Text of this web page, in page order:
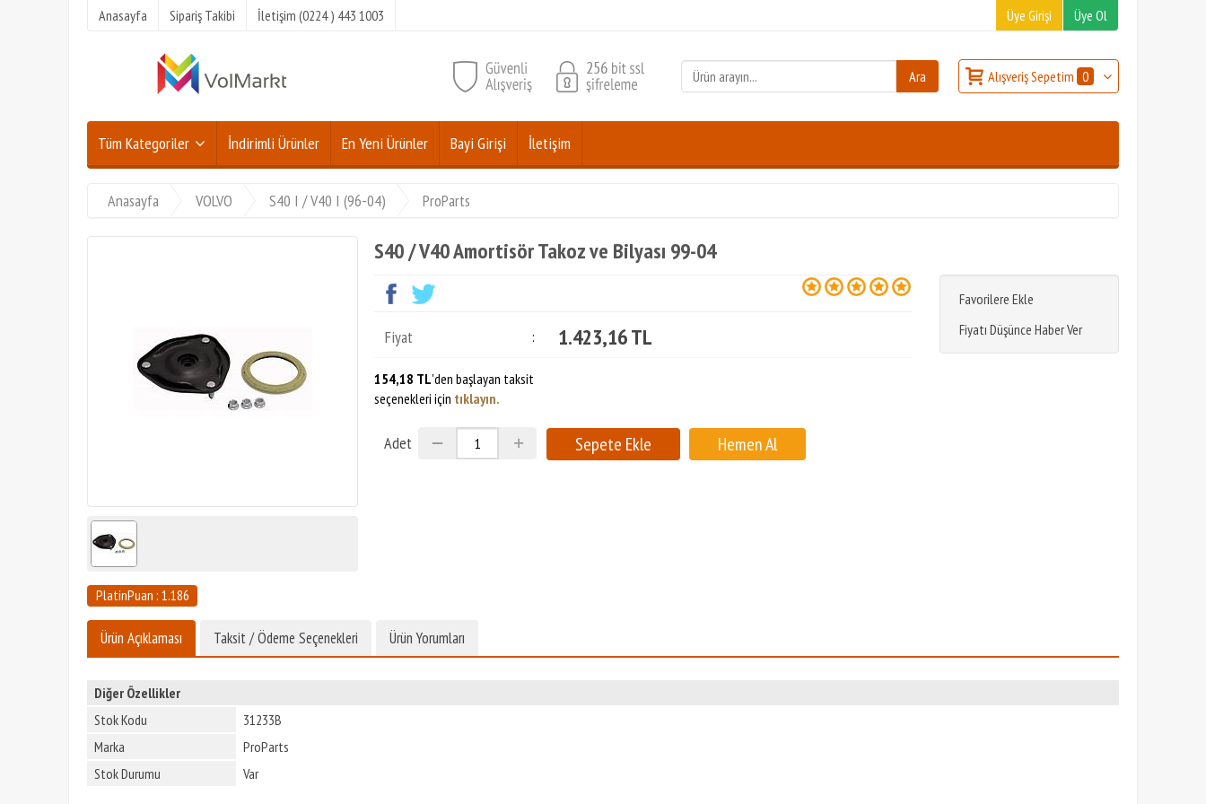
Anasayfa Sipariş Takibi İletişim (0224 ) 443 1003 Üye Girişi Üye Ol
Alışveriş Sepetim 0
Tüm Kategoriler İndirimli Ürünler En Yeni Ürünler Bayi Girişi İletişim
Anasayfa VOLVO S40 I / V40 I (96-04) ProParts
PlatinPuan : 1.186
S40 / V40 Amortisör Takoz ve Bilyası 99-04
Favorilere Ekle
Fiyatı Düşünce Haber Ver
Fiyat : 1.423,16 TL
154,18 TL'den başlayan taksit
seçenekleri için tıklayın.
Adet
Ürün Açıklaması Taksit / Ödeme Seçenekleri Ürün Yorumları
Diğer Özellikler
Stok Kodu
31233B
Marka
ProParts
Stok Durumu
Var